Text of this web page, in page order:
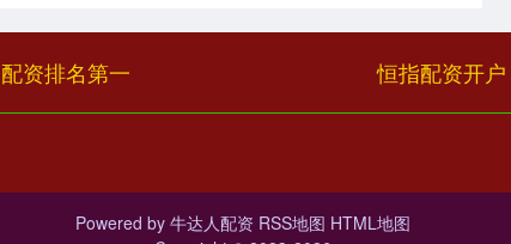
配资排名第一 恒指配资开户
Powered by 牛达人配资 RSS地图 HTML地图